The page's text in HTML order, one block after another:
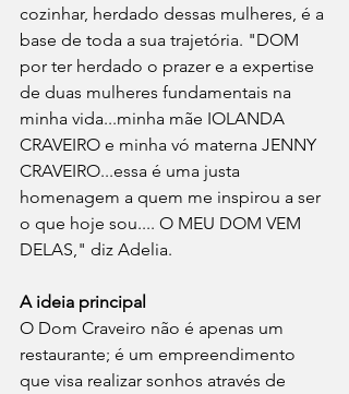
cozinhar, herdado dessas mulheres, é a
base de toda a sua trajetória. "DOM
por ter herdado o prazer e a expertise
de duas mulheres fundamentais na
minha vida...minha mãe IOLANDA
CRAVEIRO e minha vó materna JENNY
CRAVEIRO...essa é uma justa
homenagem a quem me inspirou a ser
o que hoje sou.... O MEU DOM VEM
DELAS," diz Adelia.
A ideia principal
O Dom Craveiro não é apenas um
restaurante; é um empreendimento
que visa realizar sonhos através de